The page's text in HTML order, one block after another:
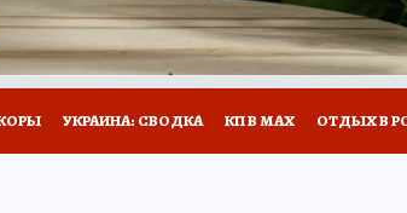
УКРАИНА: СВОДКА КП В МАХ ОТДЫХ В